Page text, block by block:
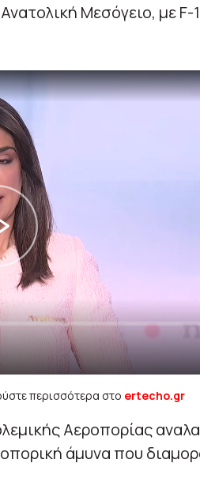
Μεσόγειο, με F-
περισσότερα στο ertecho.gr
Αεροπορίας
άμυνα που